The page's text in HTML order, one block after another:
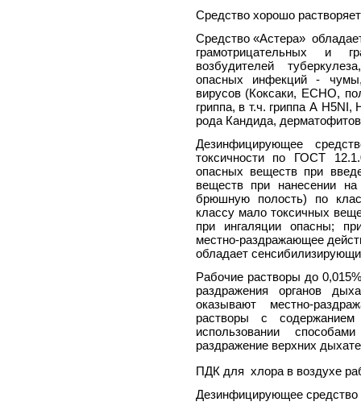
Средство хорошо
Средство «Астера»
грамотрицательных и
возбудителей
опасных инфекций -
вирусов (Коксаки, ЕСНО,
гриппа, в т.ч. гриппа А Н5NI,
рода Кандида,
Дезинфицирующее
токсичности по ГОСТ
опасных веществ при
веществ при нанесении
брюшную полость) по
классу мало токсичных
при ингаляции опасны;
местно-раздражающее
обладает
Рабочие растворы до
раздражения органов
оказывают местно-
растворы с
использовании
раздражение верхних
ПДК для хлора в воздухе
Дезинфицирующее средство